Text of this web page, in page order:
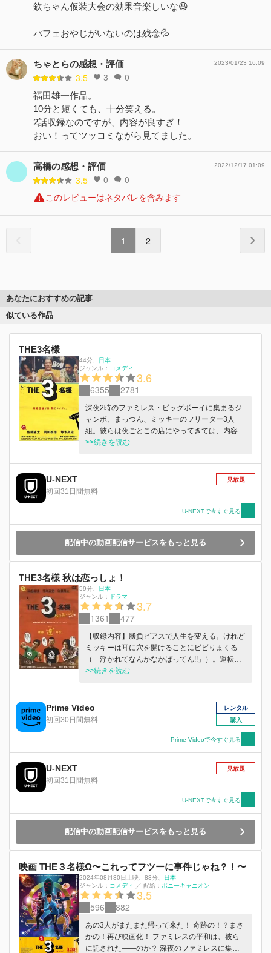
欽ちゃん仮装大会の効果音楽しいな😆
パフェおやじがいないのは残念💦
ちゃとらの感想・評価
3.5 3 0
2023/01/23 16:09
福田雄一作品。
10分と短くても、十分笑える。
2話収録なのですが、内容が良すぎ！
おい！ってツッコミながら見てました。
高橋の感想・評価
3.5 0 0
2022/12/17 01:09
このレビューはネタバレを含みます
1 2
あなたにおすすめの記事
似ている作品
THE3名様
44分
日本
ジャンル： コメディ
3.6
6355 2781
深夜2時のファミレス・ビッグボーイに集まるジ
ャンボ、まっつん、ミッキーのフリーター3人
組。彼らは夜ごとこの店にやってきては、内容が
ない会話のキャッチボールを繰り広げていた。そ
やじがいて…。
>>続きを読む
U-NEXT
初回31日間無料
見放題
U-NEXTで今すぐ見る
配信中の動画配信サービスをもっと見る
THE3名様 秋は恋っしょ！
59分
日本
ジャンル：
ドラマ
3.7
1361 477
【収録内容】勝負ピアスで人生を変える。けれど
ミッキーは耳に穴を開けることにビビりまくる
（「浮かれてなんかなかばってん!!」）。運転免
許を取ったらどこへ行く？そんな話にジャンボは
っちゃう??」）。
>>続きを読む
Prime Video
初回30日間無料
レンタル
購入
Prime Videoで今すぐ見る
U-NEXT
初回31日間無料
見放題
U-NEXTで今すぐ見る
配信中の動画配信サービスをもっと見る
映画 THE３名様Ω〜これってフツーに事件じゃね？！〜
2024年08月30日上映 83分
日本
ジャンル： コメディ ／ 配給： ポニーキャニオン
3.5
596 882
あの3人がまたまた帰って来た！ 奇跡の！？まさ
かの！再び映画化！ ファミレスの平和は、彼ら
に託された――のか？ 深夜のファミレスに集う